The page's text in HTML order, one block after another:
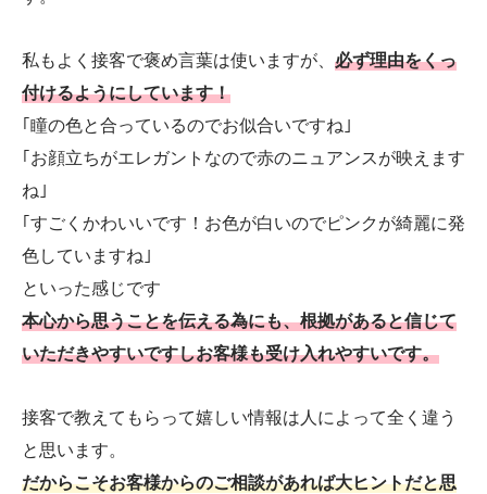
私もよく接客で褒め言葉は使いますが、 必ず理由をくっ
付けるようにしています！
｢瞳の色と合っているのでお似合いですね｣
｢お顔立ちがエレガントなので赤のニュアンスが映えます
ね｣
｢すごくかわいいです！お色が白いのでピンクが綺麗に発
色していますね｣
といった感じです
本心から思うことを伝える為にも、根拠があると信じて
いただきやすいですしお客様も受け入れやすいです。
接客で教えてもらって嬉しい情報は人によって全く違う
と思います。
だからこそお客様からのご相談があれば大ヒントだと思